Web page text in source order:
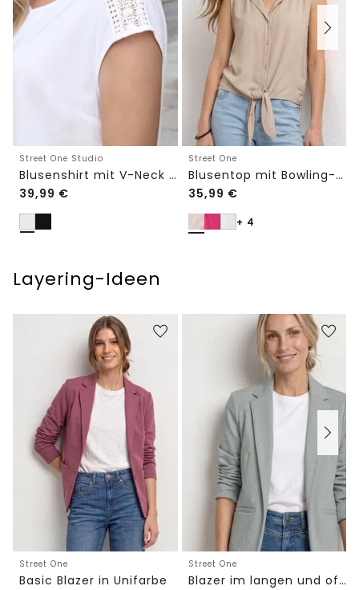
Street One Studio
Blusenshirt mit V-Neck und Spitze
39,99 €
Street One
Blusentop mit Bowling-Kragen und Knoten
35,99 €
+ 4
Layering-Ideen
Street One
Basic Blazer in Unifarbe
Street One
Blazer im langen und offenen Schnitt